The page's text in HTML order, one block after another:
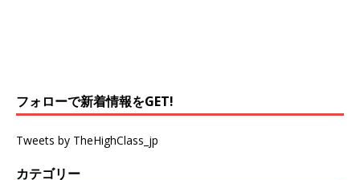
フォローで新着情報をGET!
Tweets by TheHighClass_jp
カテゴリー